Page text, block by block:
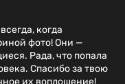
когда
фото! Они —
Рада, что попала
Спасибо за твою
их воплощение!